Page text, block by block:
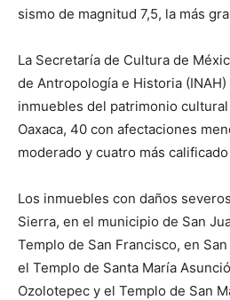
sismo de magnitud 7,5, la más
La Secretaría de Cultura de
de Antropología e Historia
inmuebles del patrimonio
Oaxaca, 40 con afectaciones
moderado y cuatro más
Los inmuebles con daños
Sierra, en el municipio de San
Templo de San Francisco, en
el Templo de Santa María
Ozolotepec y el Templo de San